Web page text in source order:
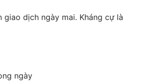
dịch ngày mai. Kháng cự là
ngày